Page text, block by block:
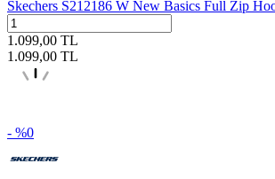
Skechers S212186 W New Basics Full Zip
1.099,00 TL
1.099,00 TL
- %0